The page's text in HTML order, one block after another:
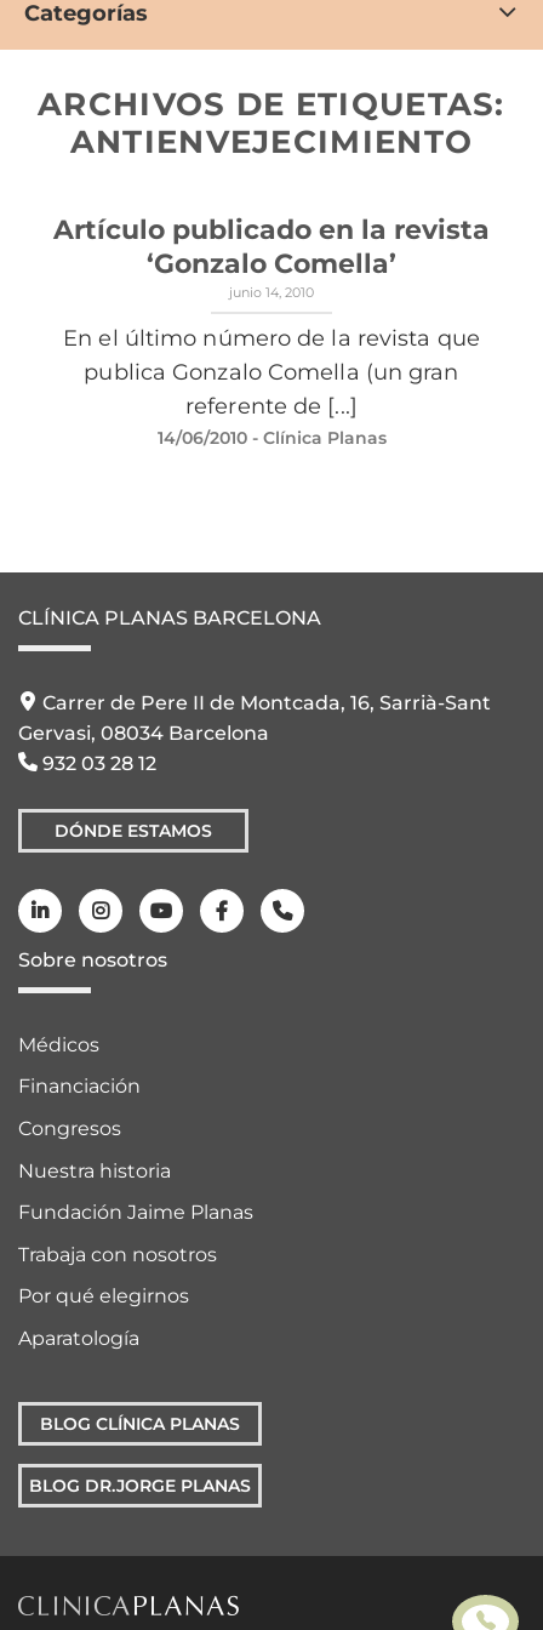
Categorías
ARCHIVOS DE ETIQUETAS:
ANTIENVEJECIMIENTO
Artículo publicado en la revista
‘Gonzalo Comella’
junio 14, 2010
En el último número de la revista que
publica Gonzalo Comella (un gran
referente de [...]
14/06/2010- Clínica Planas
CLÍNICA PLANAS BARCELONA
Carrer de Pere II de Montcada, 16, Sarrià-Sant
Gervasi, 08034 Barcelona
932 03 28 12
DÓNDE ESTAMOS
Sobre nosotros
Médicos
Financiación
Congresos
Nuestra historia
Fundación Jaime Planas
Trabaja con nosotros
Por qué elegirnos
Aparatología
BLOG CLÍNICA PLANAS
BLOG DR.JORGE PLANAS